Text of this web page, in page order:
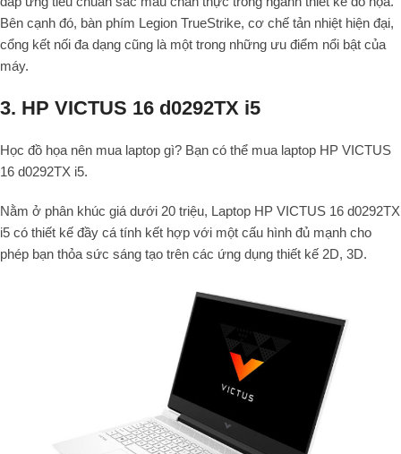
Bên cạnh đó, bàn phím Legion TrueStrike, cơ chế tản nhiệt hiện đại,
cổng kết nối đa dạng cũng là một trong những ưu điểm nổi bật của
máy.
3. HP VICTUS 16 d0292TX i5
Học đồ họa nên mua laptop gì? Bạn có thể mua laptop HP VICTUS
16 d0292TX i5.
Nằm ở phân khúc giá dưới 20 triệu, Laptop HP VICTUS 16 d0292TX
i5 có thiết kế đầy cá tính kết hợp với một cấu hình đủ mạnh cho
phép bạn thỏa sức sáng tạo trên các ứng dụng thiết kế 2D, 3D.